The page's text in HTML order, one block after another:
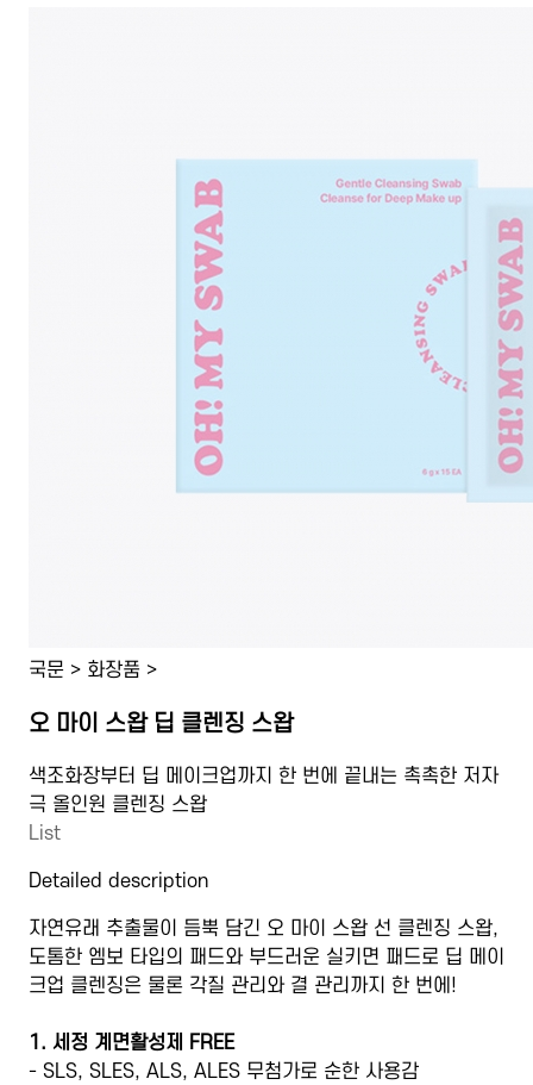
국문 > 화장품 >
오 마이 스왑 딥 클렌징 스왑
색조화장부터 딥 메이크업까지 한 번에 끝내는 촉촉한 저자
극 올인원 클렌징 스왑
List
Detailed description
자연유래 추출물이 듬뿍 담긴 오 마이 스왑 선 클렌징 스왑,
도톰한 엠보 타입의 패드와 부드러운 실키면 패드로 딥 메이
크업 클렌징은 물론 각질 관리와 결 관리까지 한 번에!
1. 세정 계면활성제 FREE
- SLS, SLES, ALS, ALES 무첨가로 순한 사용감